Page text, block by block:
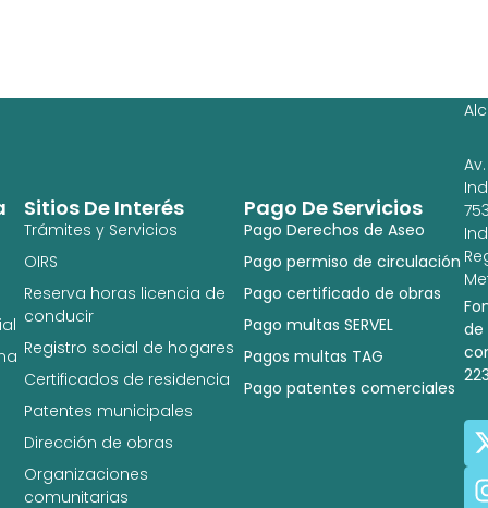
Pago De Servicios
Pago Derechos de Aseo
Pago permiso de circulación
Pago certificado de obras
Pago multas SERVEL
Pagos multas TAG
Pago patentes comerciales
Sitios De Interés
Trámites y Servicios
OIRS
Reserva horas licencia de
conducir
Registro social de hogares
Certificados de residencia
Patentes municipales
Dirección de obras
Organizaciones
comunitarias
Av.
de